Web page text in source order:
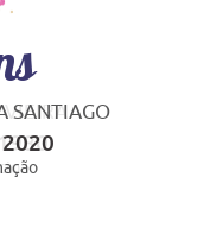
SANTIAGO